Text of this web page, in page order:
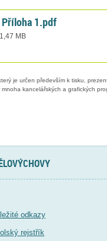
Příloha 1.pdf
MB
je určen především k tisku,
kancelářských a grafických
odkazy
rejstřík